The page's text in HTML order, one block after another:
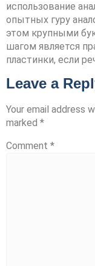
использование
опытных гуру
этом крупными
шагом является
пластинки, если
Leave a
Your email address
marked *
Comment *